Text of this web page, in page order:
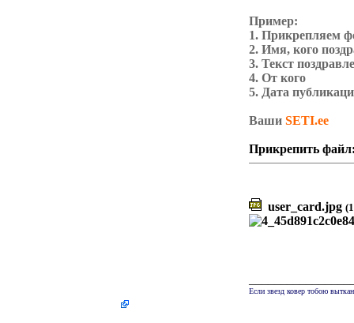
Пример:
1. Прикрепляем
2. Имя, кого
3. Текст
4. От кого
5. Дата
Ваши SETI.ee
Прикрепить файл
user_card.jpg
Если звезд ковер тобою